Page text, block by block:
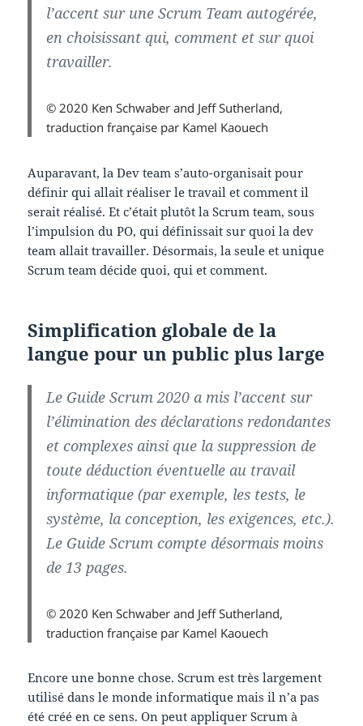
l’accent sur une Scrum Team autogérée,
en choisissant qui, comment et sur quoi
travailler.
© 2020 Ken Schwaber and Jeff Sutherland,
traduction française par Kamel Kaouech
Auparavant, la Dev team s’auto-organisait pour
définir qui allait réaliser le travail et comment il
serait réalisé. Et c’était plutôt la Scrum team, sous
l’impulsion du PO, qui définissait sur quoi la dev
team allait travailler. Désormais, la seule et unique
Scrum team décide quoi, qui et comment.
Simplification globale de la
langue pour un public plus large
Le Guide Scrum 2020 a mis l’accent sur
l’élimination des déclarations redondantes
et complexes ainsi que la suppression de
toute déduction éventuelle au travail
informatique (par exemple, les tests, le
système, la conception, les exigences, etc.).
Le Guide Scrum compte désormais moins
de 13 pages.
© 2020 Ken Schwaber and Jeff Sutherland,
traduction française par Kamel Kaouech
Encore une bonne chose. Scrum est très largement
utilisé dans le monde informatique mais il n’a pas
été créé en ce sens. On peut appliquer Scrum à